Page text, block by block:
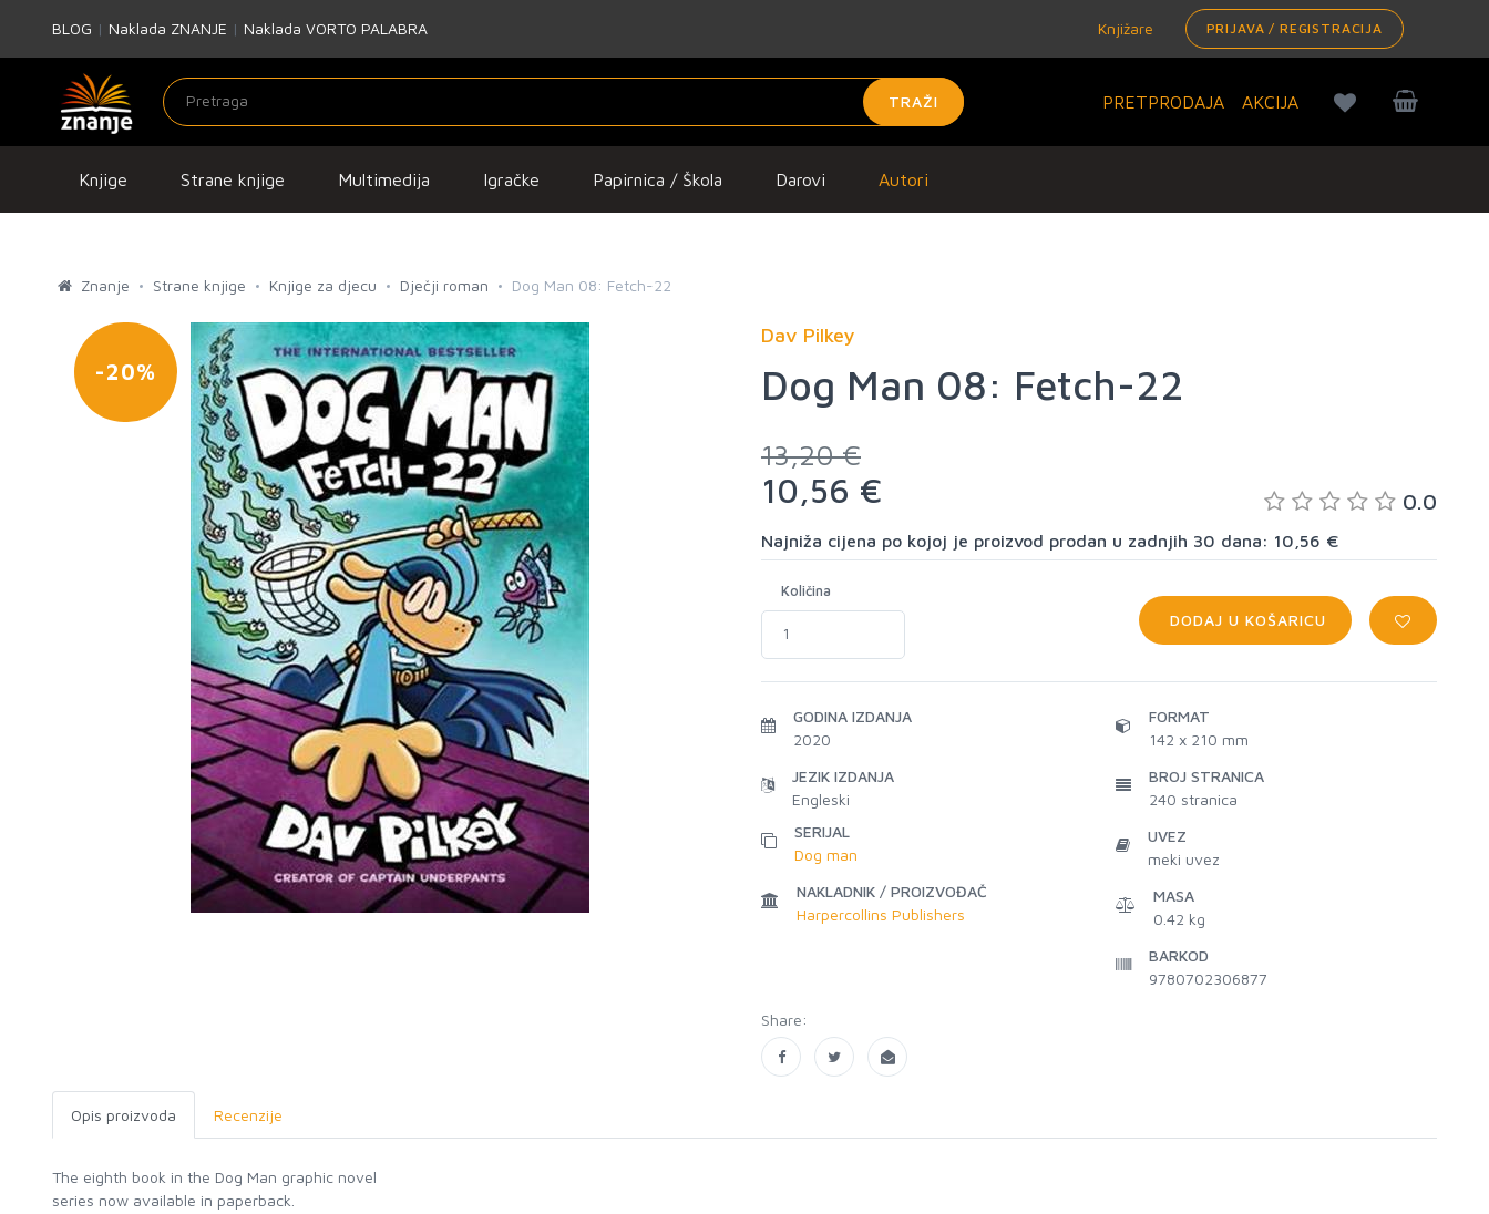
BLOG | Naklada ZNANJE | Naklada VORTO PALABRA Knjižare PRIJAVA / REGISTRACIJA
TRAŽI PRETPRODAJA AKCIJA
Knjige Strane knjige Multimedija Igračke Papirnica / Škola Darovi Autori
Znanje Strane knjige Knjige za djecu Dječji roman Dog Man 08: Fetch-22
-20%
Dav Pilkey
Dog Man 08: Fetch-22
13,20 €
10,56 € 0.0
Najniža cijena po kojoj je proizvod prodan u zadnjih 30 dana: 10,56 €
Količina
DODAJ U KOŠARICU
GODINA IZDANJA
2020
JEZIK IZDANJA
Engleski
SERIJAL
Dog man
NAKLADNIK / PROIZVOĐAČ
Harpercollins Publishers
FORMAT
142 x 210 mm
BROJ STRANICA
240 stranica
UVEZ
meki uvez
MASA
0.42 kg
BARKOD
9780702306877
Share:
Opis proizvoda Recenzije
The eighth book in the Dog Man graphic novel
series now available in paperback.